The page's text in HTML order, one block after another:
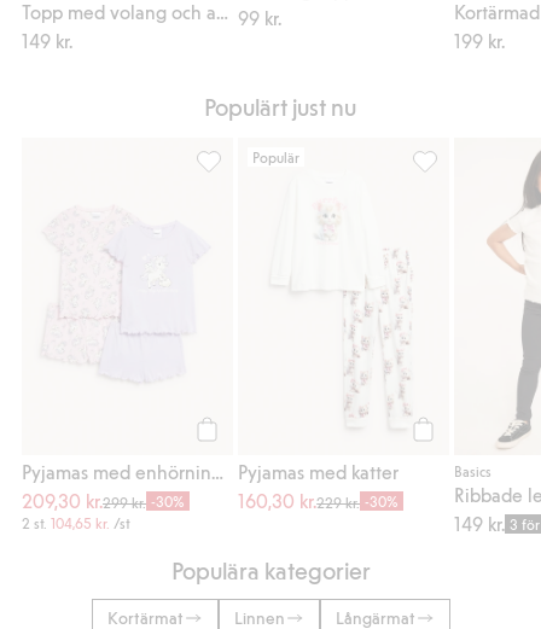
149 kr.
99 kr.
199 kr.
Populärt just nu
209,30 kr.299 kr. -30%
2 st. 104,65 kr. /st
Pyjamas med enhörningar 2-pack, Lägg
Populär
Pyjamas med katter
160,30 kr.229 kr. -30%
Pyjamas med
Basics
Ribbade
149 kr. 3
Populära kategorier
Kortärmat Linnen Långärmat